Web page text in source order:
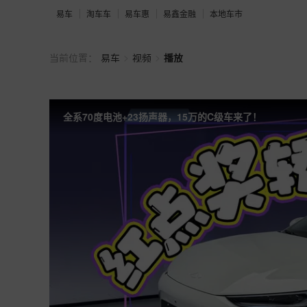
易车 淘车车 易车惠 易鑫金融 本地车市
当前位置： 易车 视频 播放
全系70度电池+23扬声器，15万的C级车来了！